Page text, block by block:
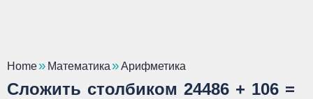
Home Математика Арифметика
Сложить столбиком 24486 + 106 =